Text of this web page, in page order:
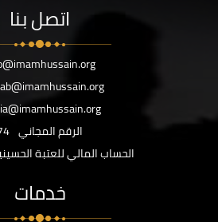
اتصل بنا
الرقم المجاني
الحساب المالي للعتبة
خدمات